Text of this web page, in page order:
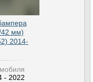
42 мм)
2014-
- 2022